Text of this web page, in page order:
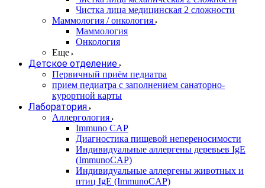
Чистка лица медицинская 2 сложности
Маммология / онкология
Маммология
Онкология
Еще
Детское отделение
Первичный приём педиатра
прием педиатра с заполнением санаторно-
курортной карты
Лаборатория
Аллергология
Immuno CAP
Диагностика пищевой непереносимости
Индивидуальные аллергены деревьев IgE
(ImmunoCAP)
Индивидуальные аллергены животных и
птиц IgE (ImmunoCAP)